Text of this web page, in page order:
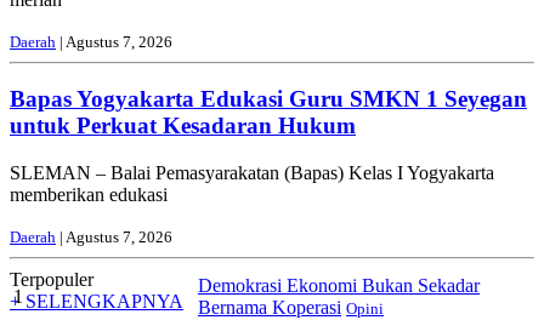
Daerah | Agustus 7, 2026
Bapas Yogyakarta Edukasi Guru SMKN 1 Seyegan
untuk Perkuat Kesadaran Hukum
SLEMAN – Balai Pemasyarakatan (Bapas) Kelas I Yogyakarta
memberikan edukasi
Daerah | Agustus 7, 2026
Terpopuler
+ SELENGKAPNYA
1
Demokrasi Ekonomi Bukan Sekadar
Bernama Koperasi Opini